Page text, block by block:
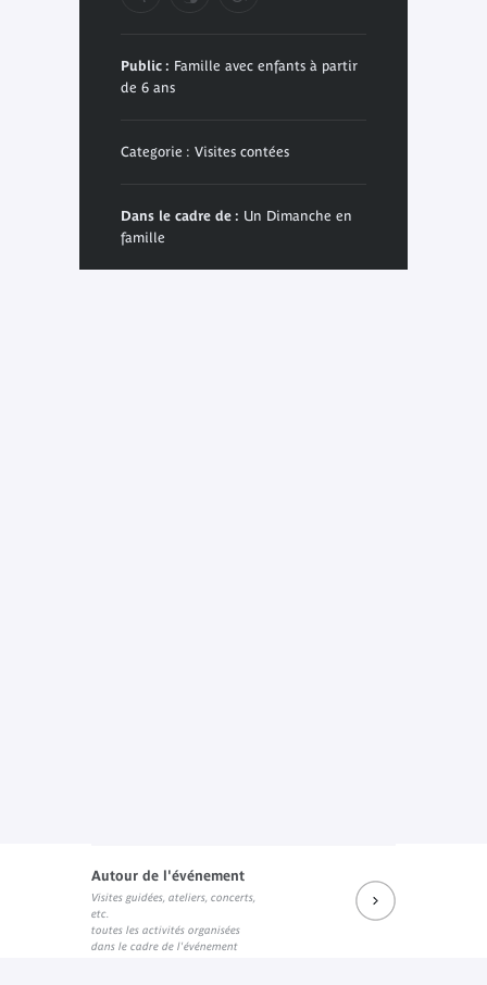
Public : Famille avec enfants à partir
de 6 ans
Categorie : Visites contées
Dans le cadre de : Un Dimanche en
famille
Autour de l'événement
Visites guidées, ateliers, concerts,
etc.
toutes les activités organisées
dans le cadre de l'événement